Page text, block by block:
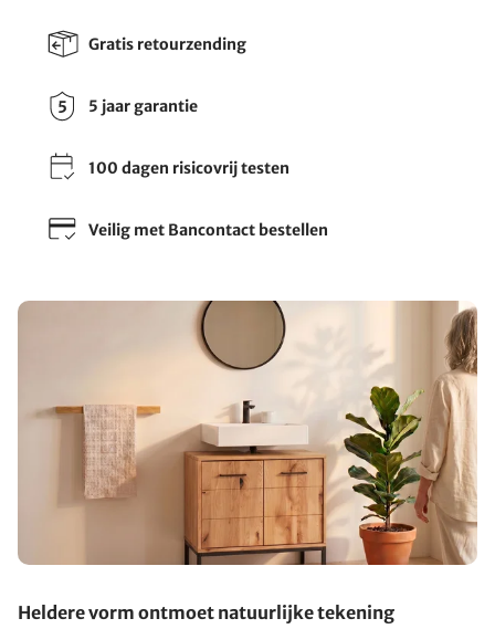
Gratis retourzending
5 jaar garantie
100 dagen risicovrij testen
Veilig met Bancontact bestellen
Heldere vorm ontmoet natuurlijke tekening